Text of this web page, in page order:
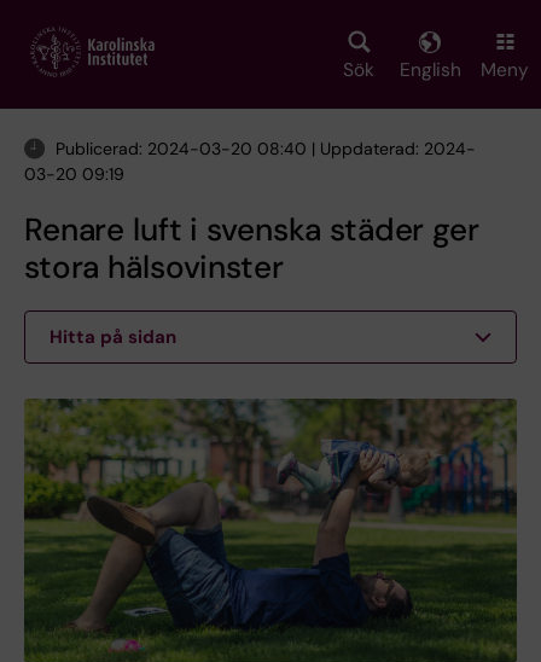
main
Sök English Meny
Publicerad: 2024-03-20 08:40 | Uppdaterad: 2024-
03-20 09:19
Renare luft i svenska städer ger
stora hälsovinster
Hitta på sidan